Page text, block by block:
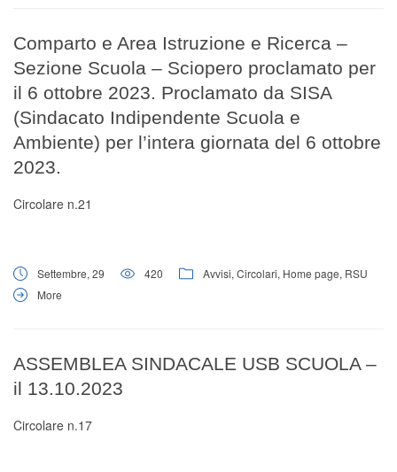
Comparto e Area Istruzione e Ricerca –
Sezione Scuola – Sciopero proclamato per
il 6 ottobre 2023. Proclamato da SISA
(Sindacato Indipendente Scuola e
Ambiente) per l’intera giornata del 6 ottobre
2023.
Circolare n.21
Settembre, 29 420 Avvisi, Circolari, Home page, RSU
More
ASSEMBLEA SINDACALE USB SCUOLA –
il 13.10.2023
Circolare n.17